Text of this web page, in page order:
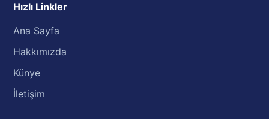
Hızlı Linkler
Ana Sayfa
Hakkımızda
Künye
İletişim